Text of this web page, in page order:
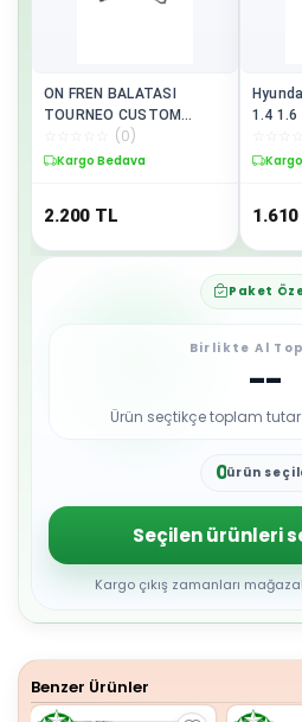
ON FREN BALATASI
TOURNEO CUSTOM
TRANSIT CUSTOM 2.2
TDCI 12/12-BOSCH
(0)
Kargo Bedava
2.200 TL
1.4 1.6
Bosch
1.610
Paket
Birlikte Al
--
Ürün seçtikçe toplam
0
2
3
4
5
6
8
ürün
Seçilen ürünleri
Kargo çıkış zamanları
Benzer Ürünler